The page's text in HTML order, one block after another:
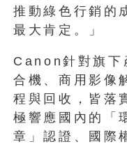
推動綠色行銷的
最大肯定。」
Canon針對旗下
合機、商用影像
程與回收，皆落
極響應國內的「
章」認證、國際